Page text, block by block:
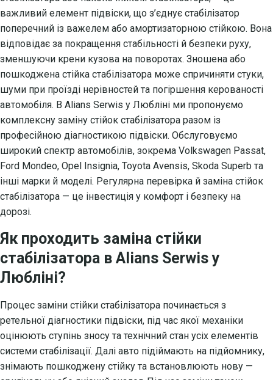
важливий елемент підвіски, що з’єднує стабілізатор
поперечний із важелем або амортизаторною стійкою. Вона
відповідає за покращення стабільності й безпеки руху,
зменшуючи крени кузова на поворотах. Зношена або
пошкоджена стійка стабілізатора може спричиняти стуки,
шуми при проїзді нерівностей та погіршення керованості
автомобіля. В Alians Serwis у Любліні ми пропонуємо
комплексну заміну стійок стабілізатора разом із
професійною діагностикою підвіски. Обслуговуємо
широкий спектр автомобілів, зокрема Volkswagen Passat,
Ford Mondeo, Opel Insignia, Toyota Avensis, Skoda Superb та
інші марки й моделі. Регулярна перевірка й заміна стійок
стабілізатора — це інвестиція у комфорт і безпеку на
дорозі.
Як проходить заміна стійки
стабілізатора в Alians Serwis у
Любліні?
Процес заміни стійки стабілізатора починається з
ретельної діагностики підвіски, під час якої механіки
оцінюють ступінь зносу та технічний стан усіх елементів
системи стабілізації. Далі авто підіймають на підйомнику,
знімають пошкоджену стійку та встановлюють нову —